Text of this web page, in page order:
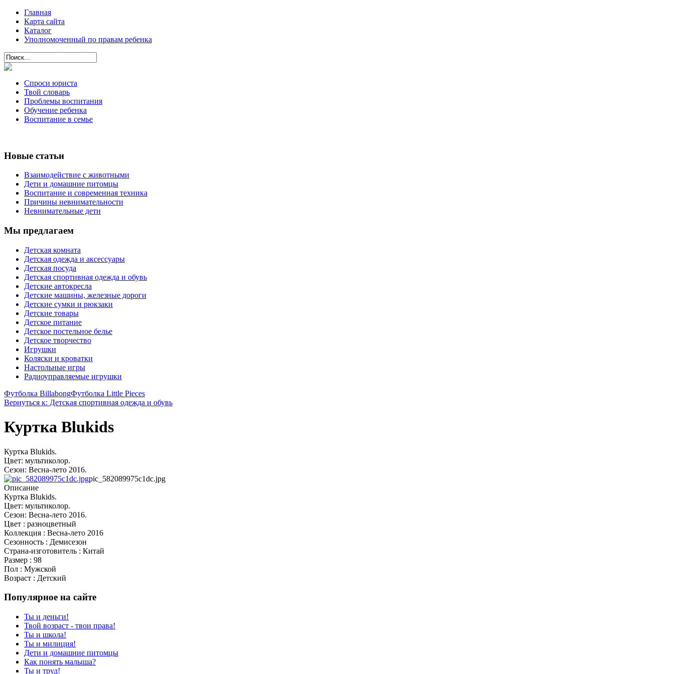
Главная
Карта сайта
Каталог
Уполномоченный по правам ребенка
Спроси юриста
Твой словарь
Проблемы воспитания
Обучение ребенка
Воспитание в семье
Новые статьи
Взаимодействие с животными
Дети и домашние питомцы
Воспитание и современная техника
Причины невнимательности
Невнимательные дети
Мы предлагаем
Детская комната
Детская одежда и аксессуары
Детская посуда
Детская спортивная одежда и обувь
Детские автокресла
Детские машины, железные дороги
Детские сумки и рюкзаки
Детские товары
Детское питание
Детское постельное белье
Детское творчество
Игрушки
Коляски и кроватки
Настольные игры
Радиоуправляемые игрушки
Футболка BillabongФутболка Little Pieces
Вернуться к: Детская спортивная одежда и обувь
Куртка Blukids
Куртка Blukids.
Цвет: мультиколор.
Сезон: Весна-лето 2016.
pic_582089975c1dc.jpg
Описание
Куртка Blukids.
Цвет: мультиколор.
Сезон: Весна-лето 2016.
Цвет : разноцветный
Коллекция : Весна-лето 2016
Сезонность : Демисезон
Страна-изготовитель : Китай
Размер : 98
Пол : Мужской
Возраст : Детский
Популярное на сайте
Ты и деньги!
Твой возраст - твои права!
Ты и школа!
Ты и милиция!
Дети и домашние питомцы
Как понять малыша?
Ты и труд!